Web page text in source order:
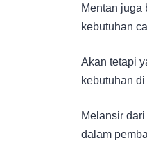
Mentan juga
kebutuhan
Akan tetapi
kebutuhan
Melansir
dalam